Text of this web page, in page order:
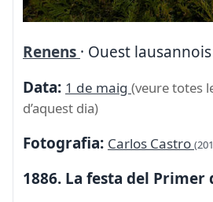
Renens · Ouest
Data: 1 de maig (veure totes
d’aquest dia)
Fotografia: Carlos Castro
1886. La festa del Primer